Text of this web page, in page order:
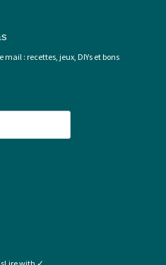
: recettes, jeux, DIYs et bons